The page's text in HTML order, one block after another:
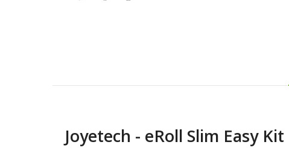
Joyetech - eRoll Slim Easy Kit